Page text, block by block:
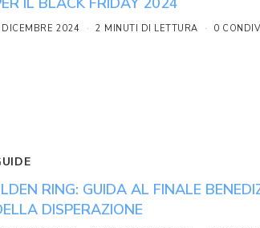
2024 2 MINUTI DI LETTURA 0
RING: GUIDA AL FINALE
DISPERAZIONE